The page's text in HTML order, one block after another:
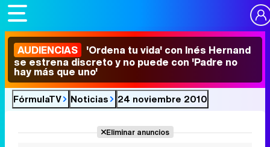
AUDIENCIAS 'Ordena tu vida' con Inés Hernand
se estrena discreto y no puede con 'Padre no
hay más que uno'
FórmulaTV Noticias 24 noviembre 2010
Eliminar anuncios